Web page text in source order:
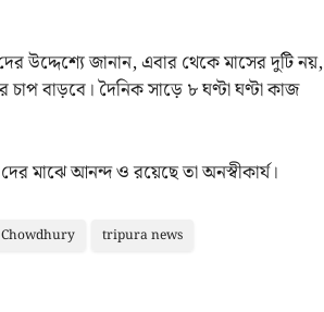
উদ্দেশ্যে জানান, এবার থেকে মাসের দুটি নয়,
চাপ বাড়বে। দৈনিক সাড়ে ৮ ঘণ্টা ঘণ্টা কাজ
মাঝে আনন্দ ও রয়েছে তা অনস্বীকার্য।
tripura news